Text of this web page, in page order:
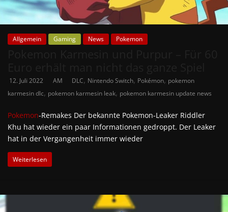
Allgemein Gaming News Pokemon
12. Juli 2022 AM DLC, Nintendo Switch, Pokémon, pokemon
karmesin dlc, pokemon karmesin leak, pokemon karmesin update news
Pokemon-Remakes Der bekannte Pokemon-Leaker Riddler
Khu hat wieder ein paar Informationen gedroppt. Der Leaker
hat in der Vergangenheit immer wieder
Weiterlesen